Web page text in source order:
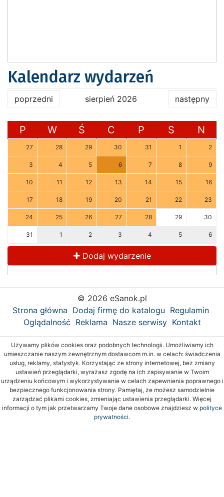
Kalendarz wydarzeń
poprzedni sierpień 2026 następny
P W Ś C P S N
27 28 29 30 31 1 2
3 4 5 6 7 8 9
10 11 12 13 14 15 16
17 18 19 20 21 22 23
24 25 26 27 28 29 30
31 1 2 3 4 5 6
Dodaj wydarzenie
© 2026 eSanok.pl
Strona główna Dodaj firmę do katalogu Regulamin
Oglądalność Reklama Nasze serwisy Kontakt
Używamy plików cookies oraz podobnych technologii. Umożliwiamy ich
umieszczanie naszym zewnętrznym dostawcom m.in. w celach: świadczenia
usług, reklamy, statystyk. Korzystając ze strony internetowej, bez zmiany
ustawień przeglądarki, wyrażasz zgodę na ich zapisywanie w Twoim
urządzeniu końcowym i wykorzystywanie w celach zapewnienia poprawnego i
bezpiecznego funkcjonowania strony. Pamiętaj, że możesz samodzielnie
zarządzać plikami cookies, zmieniając ustawienia przeglądarki. Więcej
informacji o tym jak przetwarzamy Twoje dane osobowe znajdziesz w polityce
prywatności.